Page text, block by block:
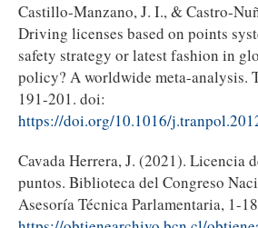
Castillo-Manzano, J. I., & Castro-
Driving licenses based on points
safety strategy or latest fashion in
policy? A worldwide meta-analysis.
191-201. doi:
https://doi.org/10.1016/
Cavada Herrera, J. (2021). Licencia
puntos. Biblioteca del Congreso
Asesoría Técnica Parlamentaria, 1-